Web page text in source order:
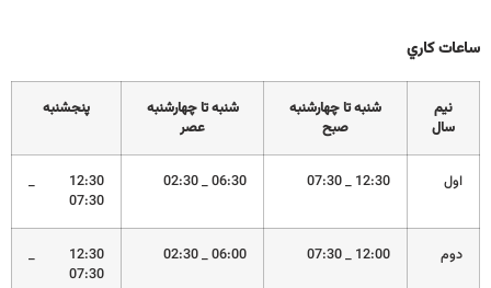
ساعات كاري
نيم
سال
شنبه تا چهارشنبه
صبح
شنبه تا چهارشنبه
عصر
پنجشنبه
اول 12:30 _ 07:30
06:30 _ 02:30
12:30 _
07:30
دوم 12:00 _ 07:30
06:00 _ 02:30
12:30 _
07:30